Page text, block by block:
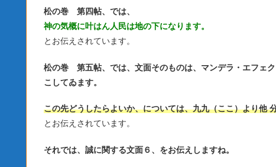
松の巻 第四帖、では、
神の気概に叶はん人民は地の下になります。
とお伝えされています。
松の巻 第五帖、では、文面そのものは、マンデラ・エフェ
こしてゐます。
この先どうしたらよいか、については、九九（ここ）より他
とお伝えされています。
それでは、誠に関する文面６、をお伝えしますね。